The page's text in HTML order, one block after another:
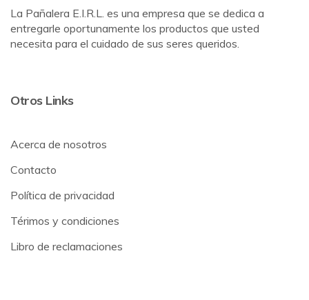
La Pañalera E.I.R.L. es una empresa que se dedica a
entregarle oportunamente los productos que usted
necesita para el cuidado de sus seres queridos.
Otros Links
Acerca de nosotros
Contacto
Política de privacidad
Térimos y condiciones
Libro de reclamaciones